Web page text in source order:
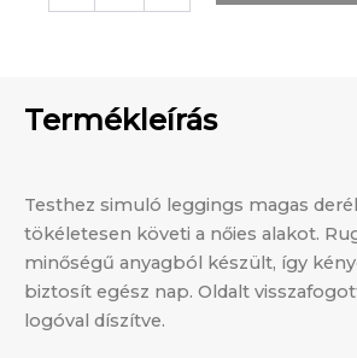
Termékleírás
Testhez simuló leggings magas
tökéletesen követi a nőies alakot.
minőségű anyagból készült, így
biztosít egész nap. Oldalt
logóval díszítve.